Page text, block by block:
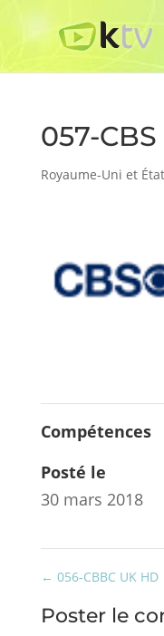
057-
Royaume-Uni et
Compétences
Posté le
30 mars 2018
← 056-CBBC UK HD
Poster le